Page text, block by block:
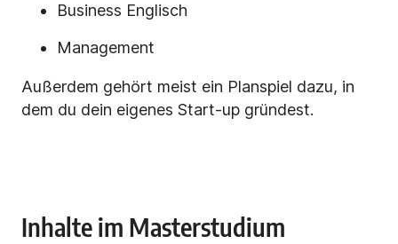
Business Englisch
Management
Außerdem gehört meist ein Planspiel dazu, in
dem du dein eigenes Start-up gründest.
Inhalte im Masterstudium